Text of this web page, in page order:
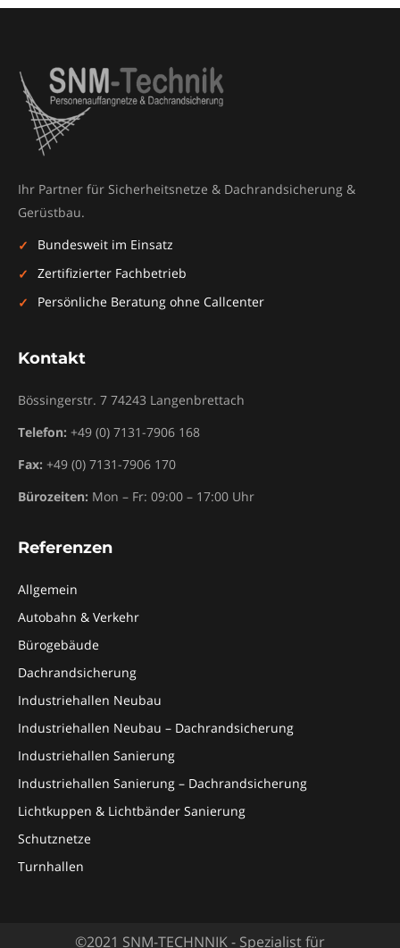
Ihr Partner für Sicherheitsnetze & Dachrandsicherung &
Gerüstbau.
Bundesweit im Einsatz
Zertifizierter Fachbetrieb
Persönliche Beratung ohne Callcenter
Kontakt
Bössingerstr. 7 74243 Langenbrettach
Telefon: +49 (0) 7131-7906 168
Fax: +49 (0) 7131-7906 170
Bürozeiten: Mon – Fr: 09:00 – 17:00 Uhr
Referenzen
Allgemein
Autobahn & Verkehr
Bürogebäude
Dachrandsicherung
Industriehallen Neubau
Industriehallen Neubau – Dachrandsicherung
Industriehallen Sanierung
Industriehallen Sanierung – Dachrandsicherung
Lichtkuppen & Lichtbänder Sanierung
Schutznetze
Turnhallen
©2021 SNM-TECHNNIK - Spezialist für